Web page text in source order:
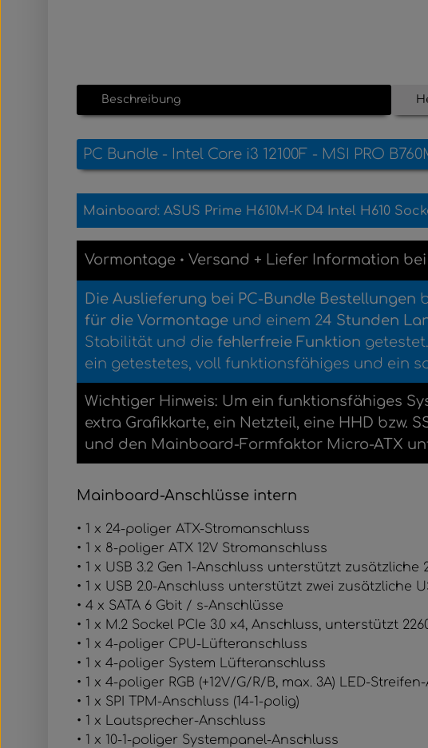
Beschreibung
PC Bundle - Intel Core i3 12100F - MSI PRO
Mainboard: ASUS Prime H610M-K D4 Intel H610
Vormontage • Versand + Liefer Information
Die Auslieferung bei PC-Bundle Bestellungen
für die Vormontage und einem 24 Stunden
Stabilität und die fehlerfreie Funktion getestet.
ein getestetes, voll funktionsfähiges und ein
Wichtiger Hinweis: Um ein funktionsfähiges
extra Grafikkarte, ein Netzteil, eine HHD bzw.
und den Mainboard-Formfaktor Micro-ATX
Mainboard-Anschlüsse intern
• 1 x 24-poliger ATX-Stromanschluss
• 1 x 8-poliger ATX 12V Stromanschluss
• 1 x USB 3.2 Gen 1-Anschluss unterstützt zusätzliche
• 1 x USB 2.0-Anschluss unterstützt zwei zusätzliche
• 4 x SATA 6 Gbit / s-Anschlüsse
• 1 x M.2 Sockel PCIe 3.0 x4, Anschluss, unterstützt
• 1 x 4-poliger CPU-Lüfteranschluss
• 1 x 4-poliger System Lüfteranschluss
• 1 x 4-poliger RGB (+12V/​G/​R/​B, max. 3A) LED-
• 1 x SPI TPM-Anschluss (14-1-polig)
• 1 x Lautsprecher-Anschluss
• 1 x 10-1-poliger Systempanel-Anschluss